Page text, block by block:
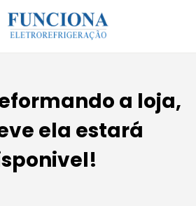
a loja,
ela estará